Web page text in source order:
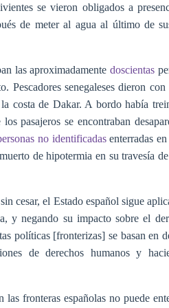
se vieron obligados a
de meter al agua al último de
las aproximadamentedoscientas
Pescadores senegaleses dieron
costa de Dakar. A bordo había
pasajeros se encontraban
no identificadasenterradas
de hipotermia en su travesía
cesar, el Estado español sigue
y negando su impacto sobre el
políticas [fronterizas] se basan en
de derechos humanos y
fronteras españolas no puede